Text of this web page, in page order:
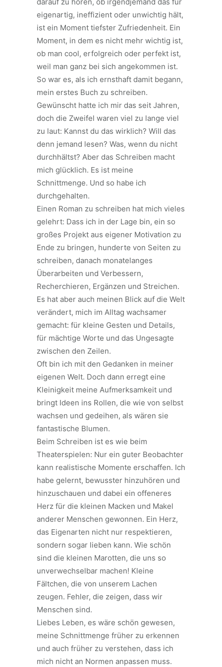
darauf zu hören, ob irgendjemand das für
eigenartig, ineffizient oder unwichtig hält,
ist ein Moment tiefster Zufriedenheit. Ein
Moment, in dem es nicht mehr wichtig ist,
ob man cool, erfolgreich oder perfekt ist,
weil man ganz bei sich angekommen ist.
So war es, als ich ernsthaft damit begann,
mein erstes Buch zu schreiben.
Gewünscht hatte ich mir das seit Jahren,
doch die Zweifel waren viel zu lange viel
zu laut: Kannst du das wirklich? Will das
denn jemand lesen? Was, wenn du nicht
durchhältst? Aber das Schreiben macht
mich glücklich. Es ist meine
Schnittmenge. Und so habe ich
durchgehalten.
Einen Roman zu schreiben hat mich vieles
gelehrt: Dass ich in der Lage bin, ein so
großes Projekt aus eigener Motivation zu
Ende zu bringen, hunderte von Seiten zu
schreiben, danach monatelanges
Überarbeiten und Verbessern,
Recherchieren, Ergänzen und Streichen.
Es hat aber auch meinen Blick auf die Welt
verändert, mich im Alltag wachsamer
gemacht: für kleine Gesten und Details,
für mächtige Worte und das Ungesagte
zwischen den Zeilen.
Oft bin ich mit den Gedanken in meiner
eigenen Welt. Doch dann erregt eine
Kleinigkeit meine Aufmerksamkeit und
bringt Ideen ins Rollen, die wie von selbst
wachsen und gedeihen, als wären sie
fantastische Blumen.
Beim Schreiben ist es wie beim
Theaterspielen: Nur ein guter Beobachter
kann realistische Momente erschaffen. Ich
habe gelernt, bewusster hinzuhören und
hinzuschauen und dabei ein offeneres
Herz für die kleinen Macken und Makel
anderer Menschen gewonnen. Ein Herz,
das Eigenarten nicht nur respektieren,
sondern sogar lieben kann. Wie schön
sind die kleinen Marotten, die uns so
unverwechselbar machen! Kleine
Fältchen, die von unserem Lachen
zeugen. Fehler, die zeigen, dass wir
Menschen sind.
Liebes Leben, es wäre schön gewesen,
meine Schnittmenge früher zu erkennen
und auch früher zu verstehen, dass ich
mich nicht an Normen anpassen muss.